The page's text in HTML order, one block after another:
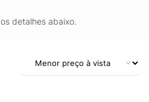
detalhes abaixo.